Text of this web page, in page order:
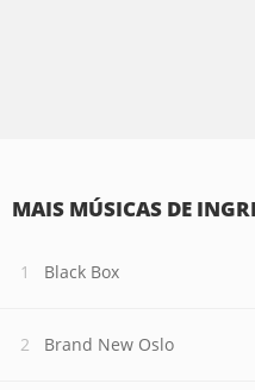
MAIS MÚSICAS DE
Black Box
Brand New Oslo